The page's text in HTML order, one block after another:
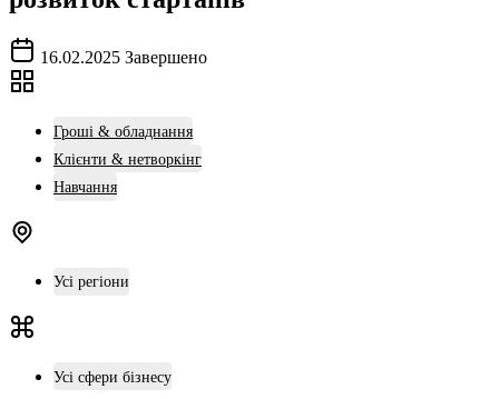
16.02.2025 Завершено
Гроші & обладнання
Клієнти & нетворкінг
Навчання
Усі регіони
Усі сфери бізнесу